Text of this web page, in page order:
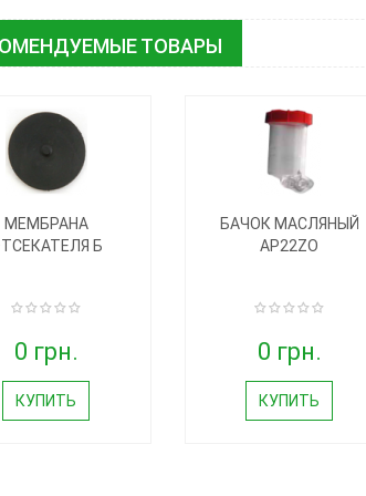
ТОВАРЫ
МЕМБРАНА
Б
0 грн.
КУПИТЬ
БАЧОК МАСЛЯНЫЙ
AP22ZO
0 грн.
КУПИТЬ